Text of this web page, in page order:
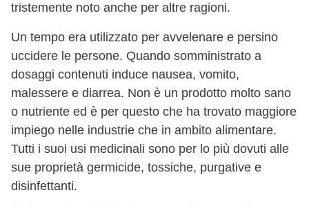
tristemente noto anche per altre ragioni.
Un tempo era utilizzato per avvelenare e persino
uccidere le persone. Quando somministrato a
dosaggi contenuti induce nausea, vomito,
malessere e diarrea. Non è un prodotto molto sano
o nutriente ed è per questo che ha trovato maggiore
impiego nelle industrie che in ambito alimentare.
Tutti i suoi usi medicinali sono per lo più dovuti alle
sue proprietà germicide, tossiche, purgative e
disinfettanti.